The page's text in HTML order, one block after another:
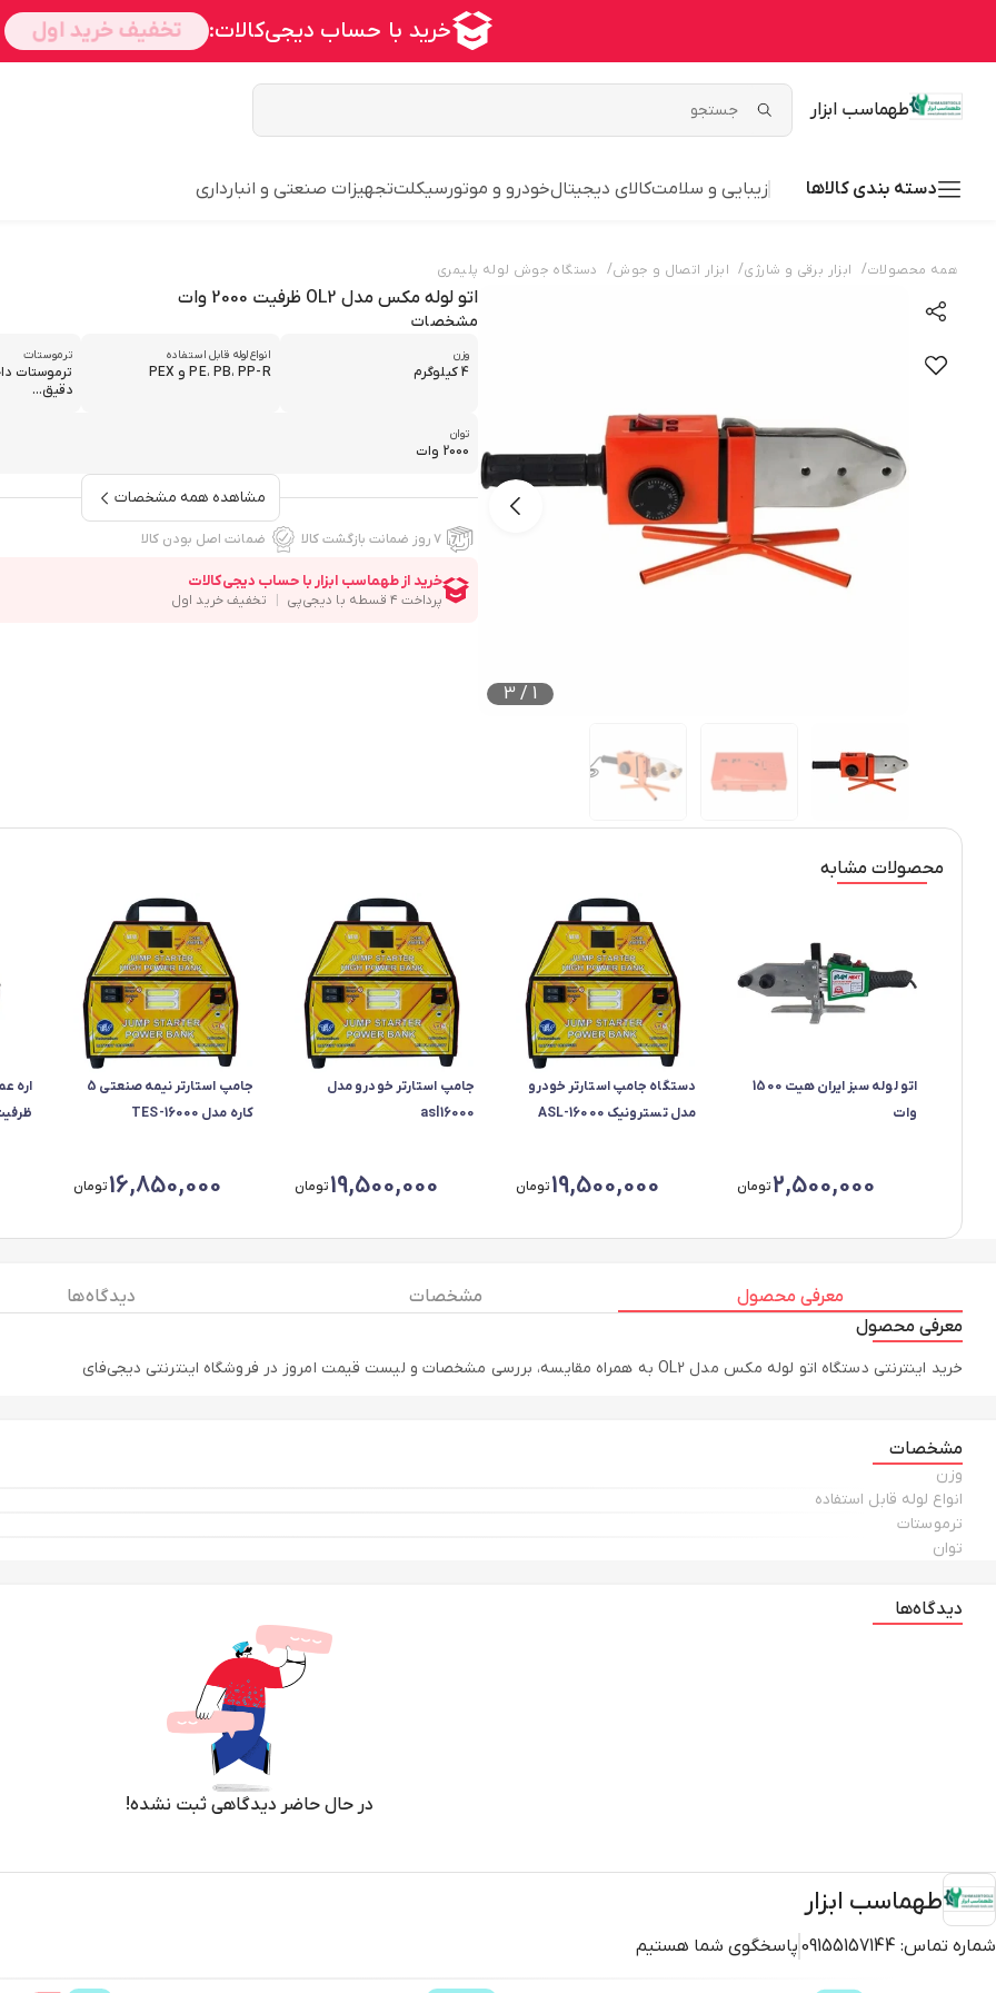
طهماسب ابزار
دسته بندی کالاها زیبایی و سلامتکالای دیجیتالخودرو و موتورسیکلتتجهیزات صنعتی و انبارداری
همه محصولات/ ابزار برقی و شارژی/ ابزار اتصال و جوش/ دستگاه جوش لوله پلیمری
1
/
3
اتو لوله مکس مدل OL2 ظرفیت 2000 وات
مشخصات
وزن
4 کیلوگرم
انواع لوله قابل استفاده
PE، PB، PP-R و PEX
ترموستات
ترموستات
دقیق...
توان
2000 وات
مشاهده همه مشخصات
۷ روز ضمانت بازگشت کالا ضمانت اصل بودن کالا
محصولات مشابه
اتو لوله سبز ایران هیت 1500
وات
2,500,000تومان
دستگاه جامپ استارتر خودرو
مدل تسترونیک ASL-16000
19,500,000تومان
جامپ استارتر خودرو مدل
asl16000
19,500,000تومان
جامپ استارتر نیمه صنعتی 5
کاره مدل TES-16000
16,850,000تومان
ظرفیت 650
معرفی محصول مشخصات
دیدگاه ها
معرفی محصول
خرید اینترنتی دستگاه اتو لوله مکس مدل OL2 به همراه مقایسه، بررسی مشخصات و لیست قیمت امروز در فروشگاه اینترنتی دیجی‌فای
مشخصات
وزن
انواع لوله قابل استفاده
ترموستات
توان
دیدگاه‌ها
در حال حاضر دیدگاهی ثبت نشده!
طهماسب ابزار
شماره تماس: 09155157144 پاسخگوی شما هستیم